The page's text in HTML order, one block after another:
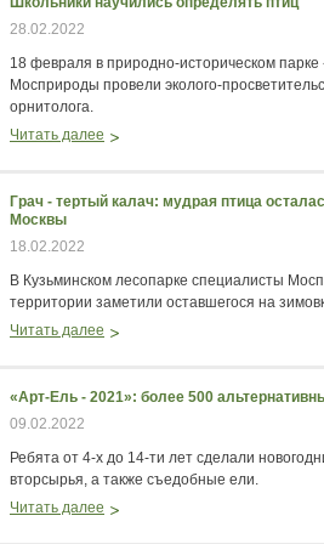
28.02.2022
18 февраля в природно-историческом
Мосприроды провели эколого-
орнитолога.
Читать далее
Грач - тертый калач: мудрая птица
Москвы
18.02.2022
В Кузьминском лесопарке специалисты
территории заметили оставшегося на
Читать далее
«Арт-Ель - 2021»: более 500
09.02.2022
Ребята от 4-х до 14-ти лет сделали
вторсырья, а также съедобные ели.
Читать далее